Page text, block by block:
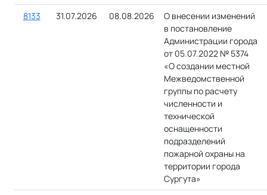
8133
31.07.2026 08.08.2026
О внесении изменений
в постановление
Администрации города
от 05.07.2022 № 5374
«О создании местной
Межведомственной
группы по расчету
численности и
технической
оснащенности
подразделений
пожарной охраны на
территории города
Сургута»